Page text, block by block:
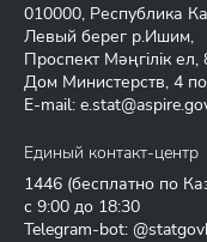
010000, Республика
Левый берег р.Ишим,
Проспект Мәңгілік ел,
Дом Министерств, 4
E-mail:
Единый контакт-центр
1446 (бесплатно по
с 9:00 до 18:30
Telegram-bot: